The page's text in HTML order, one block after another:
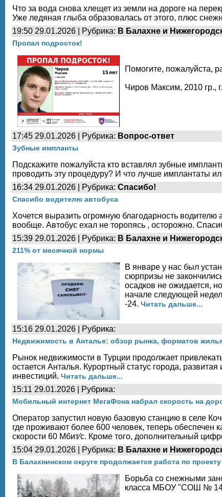
Что за вода снова хлещет из земли на дороге на
Уже ледяная глыба образовалась от этого, плюс
19:50 29.01.2026 | Рубрика: В Балахне и
Пропал подросток!
Помогите, пожалуйста,
Чиров Максим, 2010 гр.,
17:45 29.01.2026 | Рубрика: Вопрос-ответ
Зубные импланты
Подскажите пожалуйста кто вставлял зубные
проводить эту процедуру? И что лучше имплантаты
16:34 29.01.2026 | Рубрика: Спасибо!
Спасибо водителю автобуса
Хочется выразить огромную благодарность
вообще. Автобус ехал не торопясь , осторожно.
15:39 29.01.2026 | Рубрика: В Балахне и
211% от месячной нормы
В январе у нас был
сюрпризы не
осадков не ожидается,
начале следующей
-24. Читать дальше...
15:16 29.01.2026 | Рубрика:
Недвижимость в Анталье: обзор рынка, форматов
Рынок недвижимости в Турции продолжает
остается Анталья. Курортный статус города,
инвестиций. Читать дальше...
15:11 29.01.2026 | Рубрика:
Мобильный интернет МегаФона набрал скорость на
Оператор запустил новую базовую станцию в селе
где проживают более 600 человек, теперь обеспечен
скорости 60 Мбит⁄с. Кроме того, дополнительный
15:04 29.01.2026 | Рубрика: В Балахне и
В Балахнинском округе продолжается работа по
Борьба со снежными
класса МБОУ "СОШ №